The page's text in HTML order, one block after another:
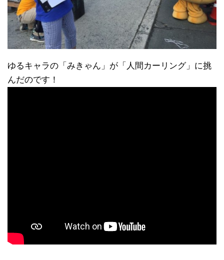
ゆるキャラの「みきゃん」が「人間カーリング」に挑
んだのです！